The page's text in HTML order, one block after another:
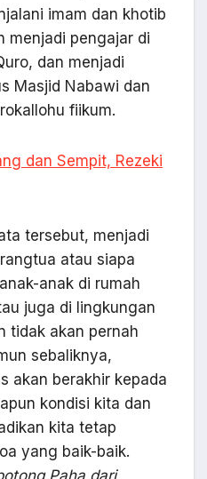
imam dan khotib
menjadi pengajar di
dan menjadi
Masjid Nabawi dan
fiikum.
dan Sempit, Rezeki
tersebut, menjadi
atau siapa
anak di rumah
juga di lingkungan
tidak akan pernah
sebaliknya,
akan berakhir kepada
kondisi kita dan
kita tetap
yang baik-baik.
Paha dari